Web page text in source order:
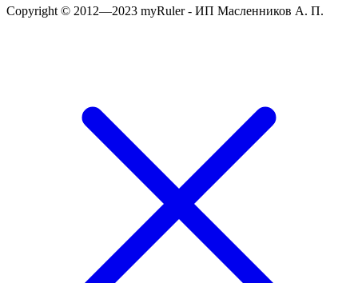
Copyright © 2012—2023 myRuler - ИП Масленников А. П.